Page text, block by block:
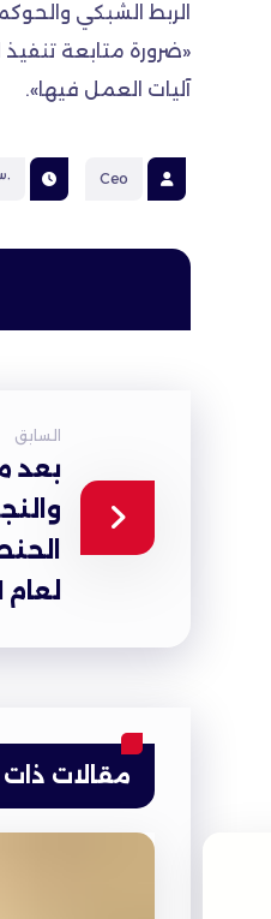
الربط الشبكي
«ضرورة متابعة
آليات العمل فيها».
Ceo ٣٠
السابق
بعد
لعام ٢٠٢٦
مقالات